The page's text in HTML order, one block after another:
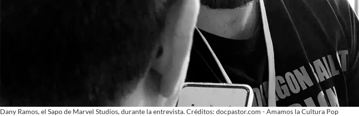
Dany Ramos, el Sapo de Marvel Studios, durante la entrevista. Créditos: docpastor.com - Amamos la Cultura Pop